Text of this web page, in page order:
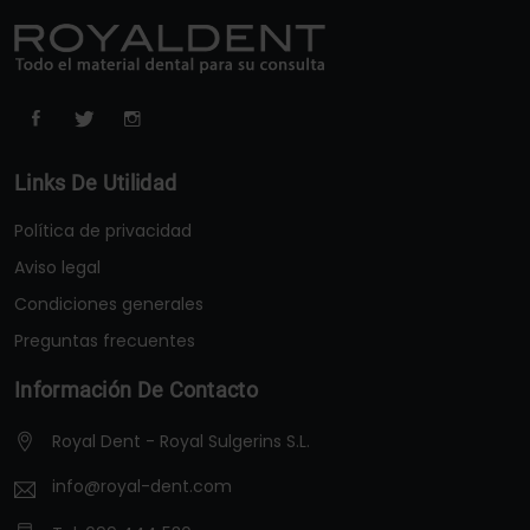
Links De Utilidad
Política de privacidad
Aviso legal
Condiciones generales
Preguntas frecuentes
Información De Contacto
Royal Dent - Royal Sulgerins S.L.
info@royal-dent.com